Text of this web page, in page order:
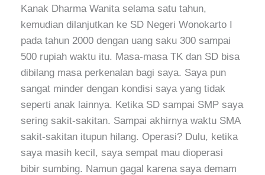
Kanak Dharma Wanita selama satu tahun,
kemudian dilanjutkan ke SD Negeri Wonokarto I
pada tahun 2000 dengan uang saku 300 sampai
500 rupiah waktu itu. Masa-masa TK dan SD bisa
dibilang masa perkenalan bagi saya. Saya pun
sangat minder dengan kondisi saya yang tidak
seperti anak lainnya. Ketika SD sampai SMP saya
sering sakit-sakitan. Sampai akhirnya waktu SMA
sakit-sakitan itupun hilang. Operasi? Dulu, ketika
saya masih kecil, saya sempat mau dioperasi
bibir sumbing. Namun gagal karena saya demam